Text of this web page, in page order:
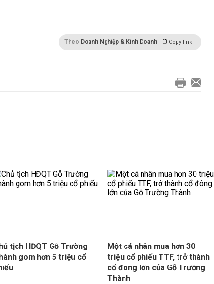
Theo Doanh Nghiệp & Kinh Doanh Copy link
tịch HĐQT Gỗ Trường
gom hơn 5 triệu cổ
Một cá nhân mua hơn 30
triệu cổ phiếu TTF, trở thành
cổ đông lớn của Gỗ Trường
Thành